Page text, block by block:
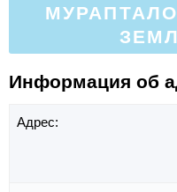
Информация об
Адрес: